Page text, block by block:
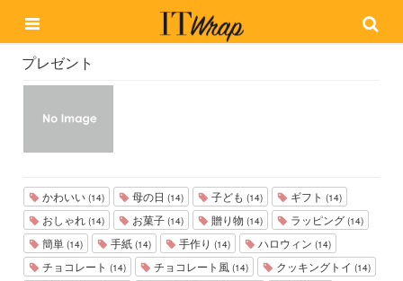
プレゼント
かわいい (14) 母の日 (14) 子ども (14) ギフト (14)
おしゃれ (14) お菓子 (14) 贈り物 (14) ラッピング (14)
簡単 (14) 手紙 (14) 手作り (14) ハロウィン (14)
チョコレート (14) チョコレート風 (14) クッキングトイ (14)